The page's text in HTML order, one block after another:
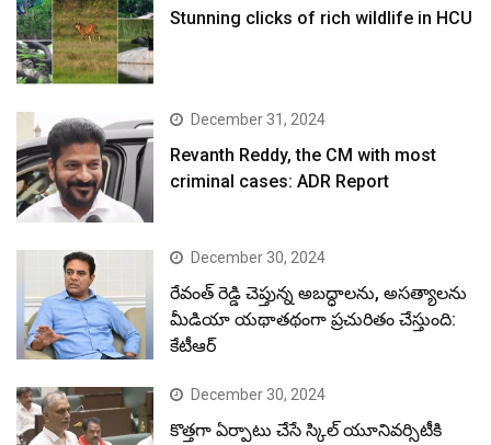
Stunning clicks of rich wildlife in HCU
December 31, 2024
Revanth Reddy, the CM with most
criminal cases: ADR Report
December 30, 2024
రేవంత్ రెడ్డి చెప్తున్న అబద్ధాలను, అసత్యాలను
మీడియా యథాతథంగా ప్రచురితం చేస్తుంది:
కేటీఆర్
December 30, 2024
కొత్తగా ఏర్పాటు చేసే స్కిల్ యూనివర్సిటీకి